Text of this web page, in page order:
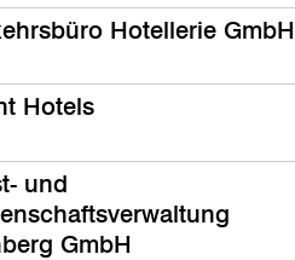
Hotellerie GmbH
Hotels
und
GmbH